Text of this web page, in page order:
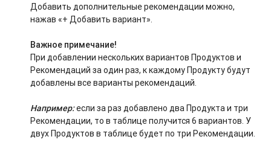
Добавить дополнительные рекомендации можно,
нажав «+ Добавить вариант».
Важное примечание!
При добавлении нескольких вариантов Продуктов и
Рекомендаций за один раз, к каждому Продукту будут
добавлены все варианты рекомендаций.
Например:если за раз добавлено два Продукта и три
Рекомендации, то в таблице получится 6 вариантов. У
двух Продуктов в таблице будет по три Рекомендации.